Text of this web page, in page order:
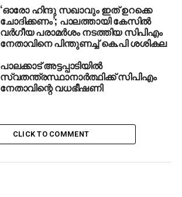
‘ഓരോ ഹിന്ദു സഖാവും ഇത് ഉറക്കെ
ചോദിക്കണം’; പാലത്തായി കേസിൽ
വർഗീയ പരാമർശം നടത്തിയ സിപിഎം
നേതാവിനെ പിന്തുണച്ച് കെ.പി ശശികല
പാലക്കാട് അട്ടപ്പാടിയില്‍
സ്വതന്ത്രസ്ഥാനാര്‍ത്ഥിക്ക് സിപിഎം
നേതാവിന്റെ വധഭീഷണി
CLICK TO COMMENT